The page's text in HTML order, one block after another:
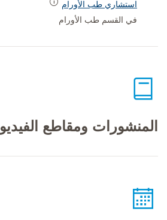
استشاري طب الأورام
في القسم طب الأورام
المنشورات ومقاطع الفيديو